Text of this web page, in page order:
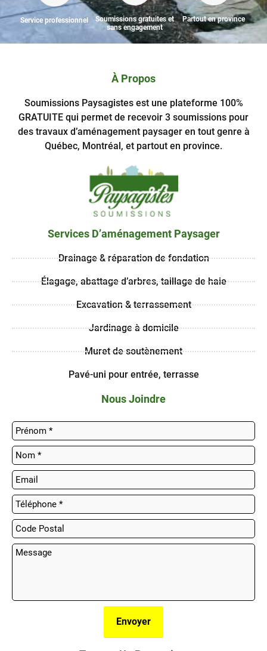
Service professionnel
Soumissions gratuites et
sans engagement
Partout en province
À Propos
Soumissions Paysagistes est une plateforme 100%
GRATUITE qui permet de recevoir 3 soumissions pour
des travaux d’aménagement paysager en tout genre à
Québec, Montréal, et partout en province.
Services D’aménagement Paysager
Drainage & réparation de fondation
Élagage, abattage d’arbres, taillage de haie
Excavation & terrassement
Jardinage à domicile
Muret de soutènement
Pavé-uni pour entrée, terrasse
Nous Joindre